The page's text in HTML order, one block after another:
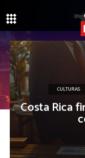
CULTURAS
Costa Rica